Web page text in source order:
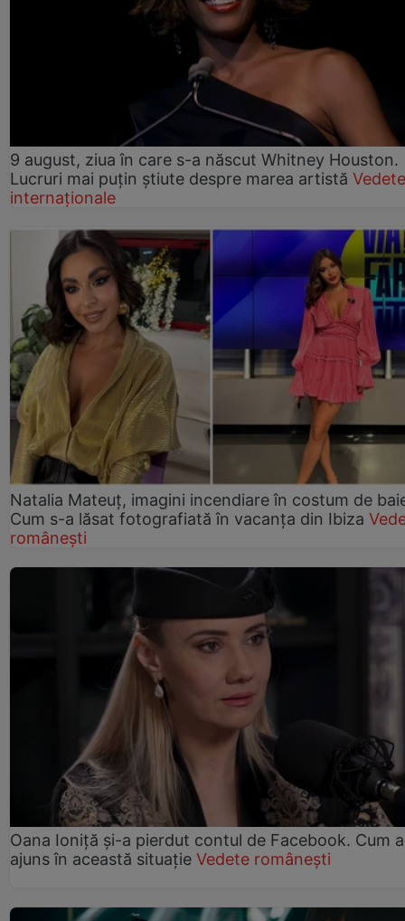
9 august, ziua în care s-a născut Whitney Houston.
Lucruri mai puțin știute despre marea artistă Vedete
internaționale
Natalia Mateuț, imagini incendiare în costum de
Cum s-a lăsat fotografiată în vacanța din Ibiza
românești
Oana Ioniță și-a pierdut contul de Facebook. Cum a
ajuns în această situație Vedete românești